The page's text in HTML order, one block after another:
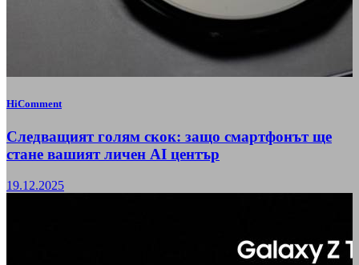
HiComment
Следващият голям скок: защо смартфонът ще
стане вашият личен AI център
19.12.2025